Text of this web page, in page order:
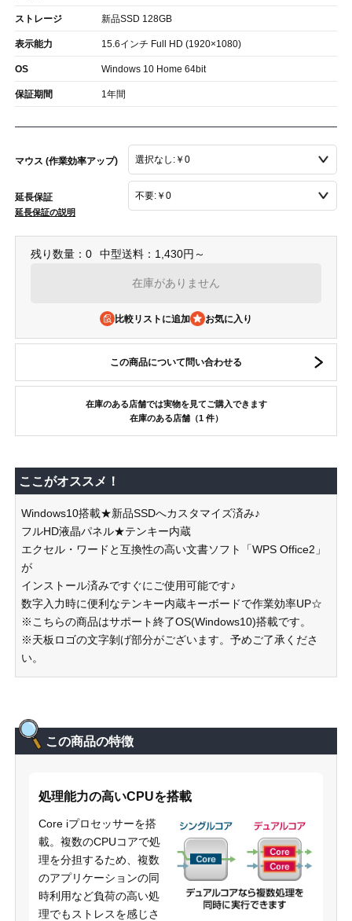
ストレージ 新品SSD 128GB
表示能力 15.6インチ Full HD (1920×1080)
OS Windows 10 Home 64bit
保証期間 1年間
マウス (作業効率アップ)
延長保証
延長保証の説明
残り数量：0 中型送料：1,430円～
在庫がありません
比較リストに追加
この商品について問い合わせる
在庫のある店舗では実物を見てご購入できます
在庫のある店舗（1 件）
ここがオススメ！
Windows10搭載★新品SSDへカスタマイズ済み♪
フルHD液晶パネル★テンキー内蔵
エクセル・ワードと互換性の高い文書ソフト「WPS Office2」
が
インストール済みですぐにご使用可能です♪
数字入力時に便利なテンキー内蔵キーボードで作業効率UP☆
※こちらの商品はサポート終了OS(Windows10)搭載です。
※天板ロゴの文字剝げ部分がございます。予めご了承くださ
い。
この商品の特徴
処理能力の高いCPUを搭載
Core iプロセッサーを搭
載。複数のCPUコアで処
理を分担するため、複数
のアプリケーションの同
時利用など負荷の高い処
理でもストレスを感じさ